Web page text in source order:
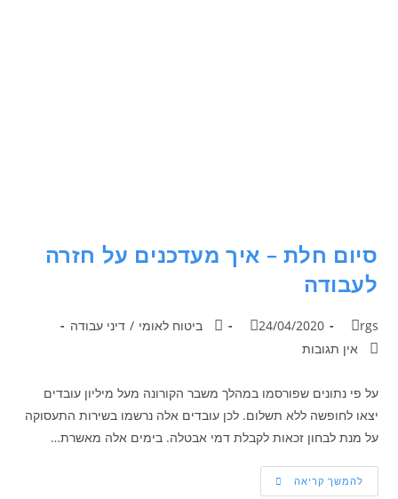
סיום חלת – איך מעדכנים על חזרה
לעבודה
rgs
24/04/2020 ביטוח לאומי / דיני עבודה
אין תגובות
על פי נתונים שפורסמו במהלך משבר הקורונה מעל מיליון עובדים
יצאו לחופשה ללא תשלום. לכן עובדים אלה נרשמו בשירות התעסוקה
על מנת לבחון זכאות לקבלת דמי אבטלה. בימים אלה מאשרת…
להמשך קריאה